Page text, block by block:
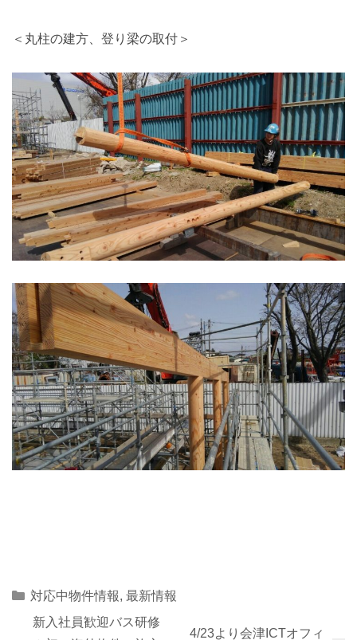
＜丸柱の建方、登り梁の取付＞
Categories
対応中物件情報, 最新情報
新入社員歓迎バス研修
4/23より会津ICTオフィ